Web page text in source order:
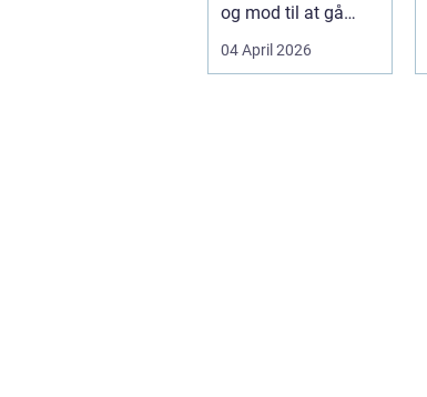
og mod til at gå
egne veje. Den
samme ånd ...
04 April 2026